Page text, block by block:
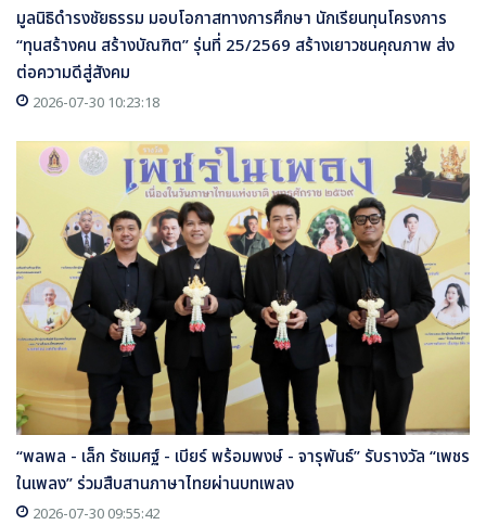
มูลนิธิดำรงชัยธรรม มอบโอกาสทางการศึกษา นักเรียนทุนโครงการ
“ทุนสร้างคน สร้างบัณฑิต” รุ่นที่ 25/2569 สร้างเยาวชนคุณภาพ ส่ง
ต่อความดีสู่สังคม
2026-07-30 10:23:18
“พลพล - เล็ก รัชเมศฐ์ - เบียร์ พร้อมพงษ์ - จารุพันธ์” รับรางวัล “เพชร
ในเพลง” ร่วมสืบสานภาษาไทยผ่านบทเพลง
2026-07-30 09:55:42